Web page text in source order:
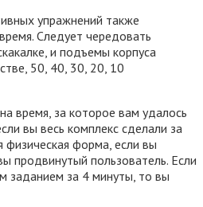
упражнений также
Следует чередовать
и подъемы корпуса
50, 40, 30, 20, 10
время, за которое вам удалось
вы весь комплекс сделали за
физическая форма, если вы
продвинутый пользователь. Если
заданием за 4 минуты, то вы